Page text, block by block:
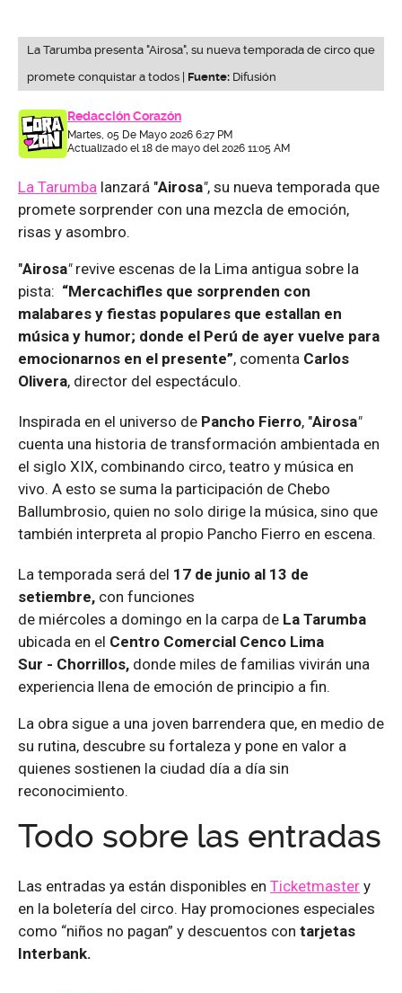
La Tarumba presenta "Airosa", su nueva temporada de circo que
promete conquistar a todos | Fuente: Difusión
Redacción Corazón
Martes, 05 De Mayo 2026 6:27 PM
Actualizado el 18 de mayo del 2026 11:05 AM
La Tarumba lanzará "Airosa", su nueva temporada que
promete sorprender con una mezcla de emoción,
risas y asombro.
"Airosa"revive escenas de la Lima antigua sobre la
pista: “Mercachifles que sorprenden con
malabares y fiestas populares que estallan en
música y humor; donde el Perú de ayer vuelve para
emocionarnos en el presente”, comenta Carlos
Olivera, director del espectáculo.
Inspirada en el universo de Pancho Fierro, "Airosa"
cuenta una historia de transformación ambientada en
el siglo XIX, combinando circo, teatro y música en
vivo. A esto se suma la participación de Chebo
Ballumbrosio, quien no solo dirige la música, sino que
también interpreta al propio Pancho Fierro en escena.
La temporada será del 1 7 de junio al 13 de
setiembre, con funciones
de miércoles a domingo en la carpa de La Tarumba
ubicada en el Centro Comercial Cenco Lima
Sur - Chorrillos, donde miles de familias vivirán una
experiencia llena de emoción de principio a fin.
La obra sigue a una joven barrendera que, en medio de
su rutina, descubre su fortaleza y pone en valor a
quienes sostienen la ciudad día a día sin
reconocimiento.
Todo sobre las entradas
Las entradas ya están disponibles en Ticketmaster y
en la boletería del circo. Hay promociones especiales
como “niños no pagan” y descuentos con tarjetas
Interbank.